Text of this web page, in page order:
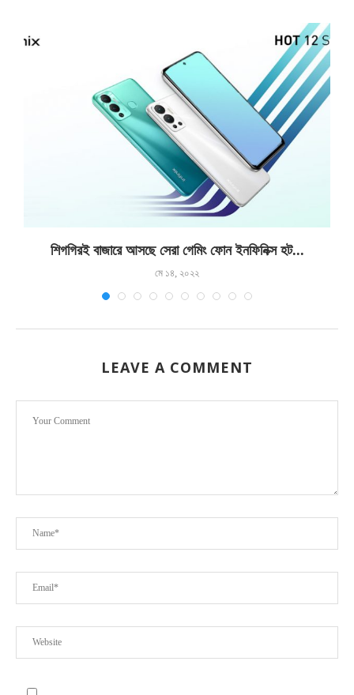
শিগগিরই বাজারে আসছে সেরা গেমিং ফোন ইনফিনিক্স হট...
মে ১৪, ২০২২
LEAVE A COMMENT